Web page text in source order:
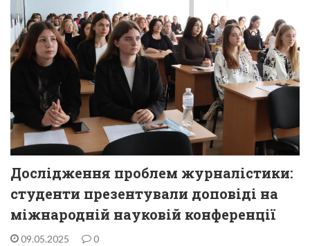
Дослідження проблем журналістики:
студенти презентували доповіді на
міжнародній науковій конференції
09.05.2025 0